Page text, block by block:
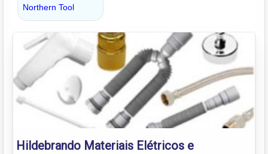
Hildebrando Materiais Elétricos e